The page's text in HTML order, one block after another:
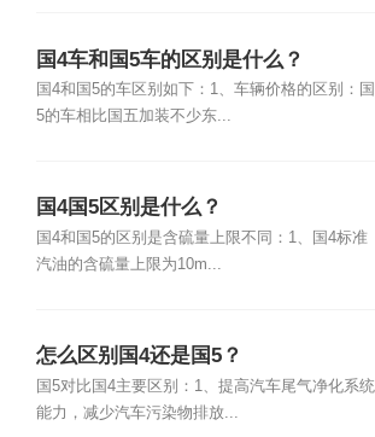
国4车和国5车的区别是什么？
国4和国5的车区别如下：1、车辆价格的区别：国
5的车相比国五加装不少东...
国4国5区别是什么？
国4和国5的区别是含硫量上限不同：1、国4标准
汽油的含硫量上限为10m...
怎么区别国4还是国5？
国5对比国4主要区别：1、提高汽车尾气净化系统
能力，减少汽车污染物排放...